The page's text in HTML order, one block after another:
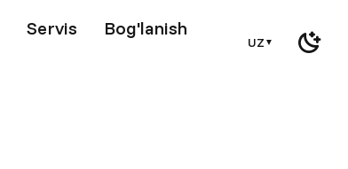
Servis
Bog'lanish
UZ ▼